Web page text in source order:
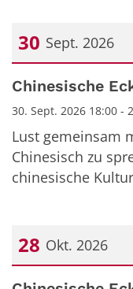
30 Sept. 2026
Datum: 30.
Chinesische
30. Sept. 2026 18:00 -
Lust gemeinsam
Chinesisch zu
chinesische
28 Okt. 2026
Datum: 28.